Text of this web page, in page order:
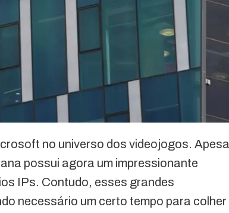
no universo dos videojogos.
possui agora um impressionante
IPs. Contudo, esses grandes
necessário um certo tempo para colher